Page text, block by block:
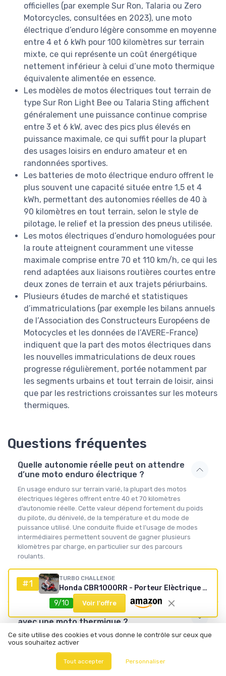
officielles (par exemple Sur Ron, Talaria ou Zero
Motorcycles, consultées en 2023), une moto
électrique d’enduro légère consomme en moyenne
entre 4 et 6 kWh pour 100 kilomètres sur terrain
mixte, ce qui représente un coût énergétique
nettement inférieur à celui d’une moto thermique
équivalente alimentée en essence.
Les modèles de motos électriques tout terrain de
type Sur Ron Light Bee ou Talaria Sting affichent
généralement une puissance continue comprise
entre 3 et 6 kW, avec des pics plus élevés en
puissance maximale, ce qui suffit pour la plupart
des usages loisirs en enduro amateur et en
randonnées sportives.
Les batteries de moto électrique enduro offrent le
plus souvent une capacité située entre 1,5 et 4
kWh, permettant des autonomies réelles de 40 à
90 kilomètres en tout terrain, selon le style de
pilotage, le relief et la pression des pneus utilisée.
Les motos électriques d’enduro homologuées pour
la route atteignent couramment une vitesse
maximale comprise entre 70 et 110 km/h, ce qui les
rend adaptées aux liaisons routières courtes entre
deux zones de terrain et aux trajets périurbains.
Plusieurs études de marché et statistiques
d’immatriculations (par exemple les bilans annuels
de l’Association des Constructeurs Européens de
Motocycles et les données de l’AVERE-France)
indiquent que la part des motos électriques dans
les nouvelles immatriculations de deux roues
progresse régulièrement, portée notamment par
les segments urbains et tout terrain de loisir, ainsi
que par les restrictions croissantes sur les moteurs
thermiques.
Questions fréquentes
Quelle autonomie réelle peut on attendre
d’une moto enduro électrique ?
En usage enduro sur terrain varié, la plupart des motos
électriques légères offrent entre 40 et 70 kilomètres
d’autonomie réelle. Cette valeur dépend fortement du poids
du pilote, du dénivelé, de la température et du mode de
puissance utilisé. Une conduite fluide et l’usage de modes
intermédiaires permettent souvent de gagner plusieurs
kilomètres par charge, en particulier sur des parcours
roulants.
Les motos enduro électriques sont elles
adaptées aux débutants ?
Comment se compare le coût d’entretien
avec une moto thermique ?
Peut on utiliser une moto enduro
électrique au quotidien en ville ?
Quelle est la durée de vie d’une batterie de
#1 TURBO CHALLENGE
Honda CBR1000RR - Porteur Elèctrique - 119175 - Moto - Rouge - Prêt à Rouler - 30Kg Max - Plastique - Batteries Rechargeables - À partir de 3 ans
9/10
Voir l'offre
Ce site utilise des cookies et vous donne le contrôle sur ceux que
vous souhaitez activer
Tout accepter Personnaliser